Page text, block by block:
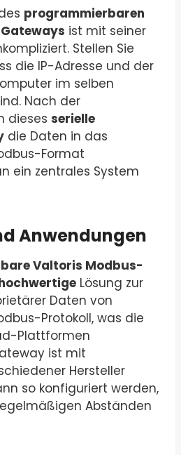
programmierbaren
ist mit seiner
Stellen Sie
die IP-Adresse und der
im selben
Nach der
dieses serielle
die Daten in das
Format
ein zentrales System
Anwendungen
Valtoris Modbus-
Lösung zur
Daten von
Protokoll, was die
Plattformen
ist mit
Hersteller
so konfiguriert werden,
Abständen